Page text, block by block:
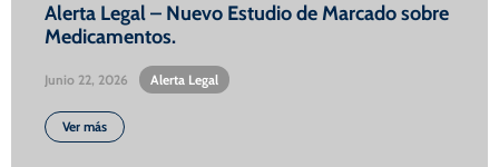
Alerta Legal – Nuevo Estudio de Marcado sobre
Medicamentos.
Junio 22, 2026 Alerta Legal
Ver más